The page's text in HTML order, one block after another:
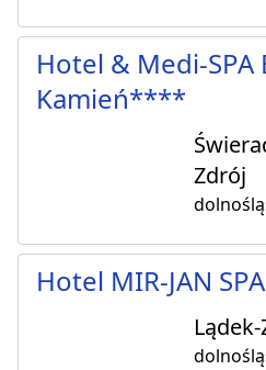
Hotel & Medi-SPA
Kamień****
Zdrój
Hotel MIR-JAN